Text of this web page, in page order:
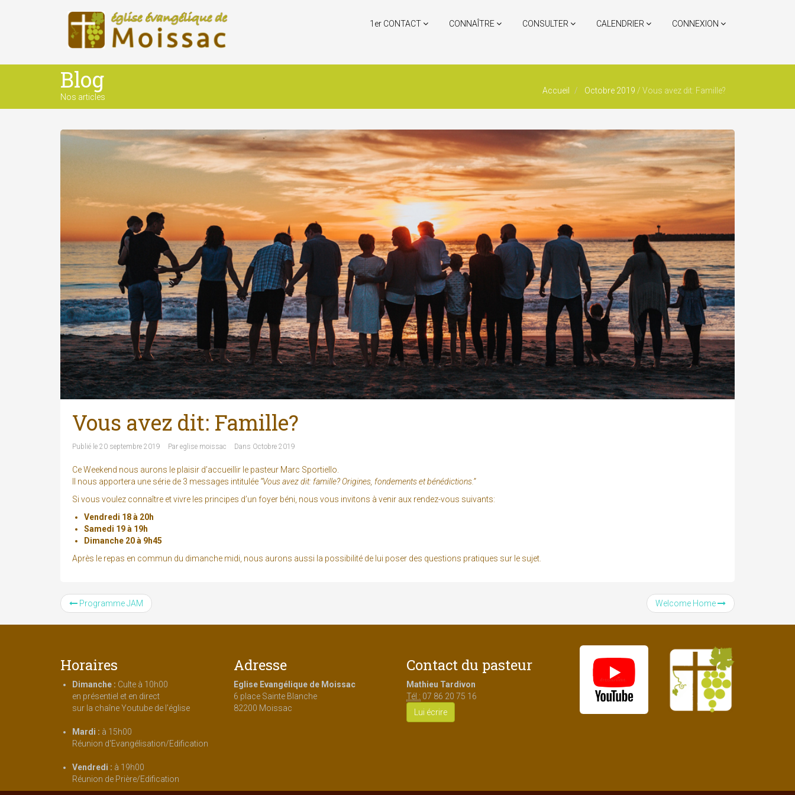
1er CONTACT CONNAÎTRE CONSULTER CALENDRIER CONNEXION
Blog
Nos articles
Accueil Octobre 2019 / Vous avez dit: Famille?
Vous avez dit: Famille?
Publié le 20 septembre 2019 Par eglise moissac Dans Octobre 2019
Ce Weekend nous aurons le plaisir d’accueillir le pasteur Marc Sportiello.
Il nous apportera une série de 3 messages intitulée “Vous avez dit: famille? Origines, fondements et bénédictions.”
Si vous voulez connaître et vivre les principes d’un foyer béni, nous vous invitons à venir aux rendez-vous suivants:
Vendredi 18 à 20h
Samedi 19 à 19h
Dimanche 20 à 9h45
Après le repas en commun du dimanche midi, nous aurons aussi la possibilité de lui poser des questions pratiques sur le sujet.
Programme JAM Welcome Home
Horaires
Dimanche : Culte à 10h00
en présentiel et en direct
sur la chaîne Youtube de l'église
Mardi : à 15h00
Réunion d'Evangélisation/Edification
Vendredi : à 19h00
Réunion de Prière/Edification
Adresse
Eglise Evangélique de Moissac
6 place Sainte Blanche
82200 Moissac
Contact du pasteur
Mathieu Tardivon
Tél : 07 86 20 75 16
Lui écrire